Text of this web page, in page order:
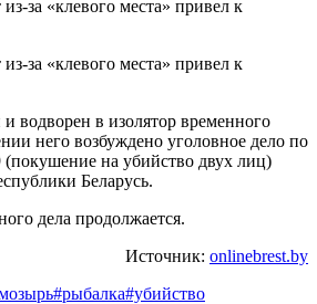
водворен в изолятор временного
него возбуждено уголовное дело по
(покушение на убийство двух лиц)
Беларусь.
дела продолжается.
Источник: onlinebrest.by
#рыбалка#убийство